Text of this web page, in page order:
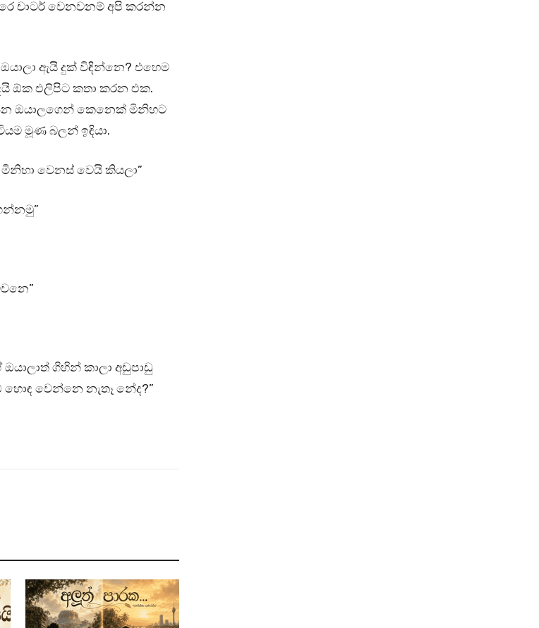
චාටර් වෙනවනම් අපි කරන්න
ඇයි දුක් විඳින්නෙ? එහෙම
ඕක එලිපිට කතා කරන එක.
ඔයාලගෙන් කෙනෙක් මිනිහට
මූණ බලන් ඉඳියා.
වෙනස් වෙයි කියලා”
ගිහින් කාලා අඩුපාඩු
වෙන්නෙ නැතෑ නේද?”